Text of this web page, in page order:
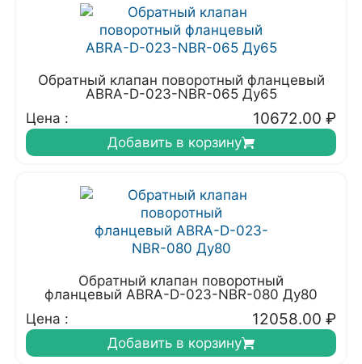
Обратный клапан поворотный фланцевый
ABRA-D-023-NBR-065 Ду65
Цена :
10672.00 ₽
Добавить в корзину
Обратный клапан поворотный
фланцевый ABRA-D-023-NBR-080 Ду80
Цена :
12058.00 ₽
Добавить в корзину